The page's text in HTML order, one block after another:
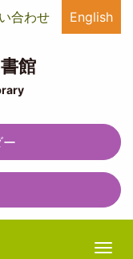
合わせ English
館